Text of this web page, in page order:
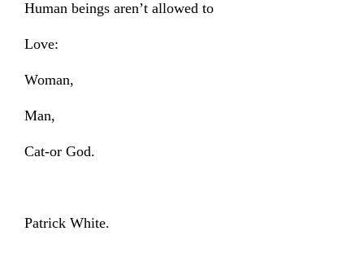
Human beings aren’t allowed to
Love:
Woman,
Man,
Cat-or God.
Patrick White.